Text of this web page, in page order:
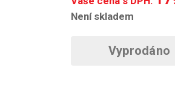
Není skladem
Vyprodáno